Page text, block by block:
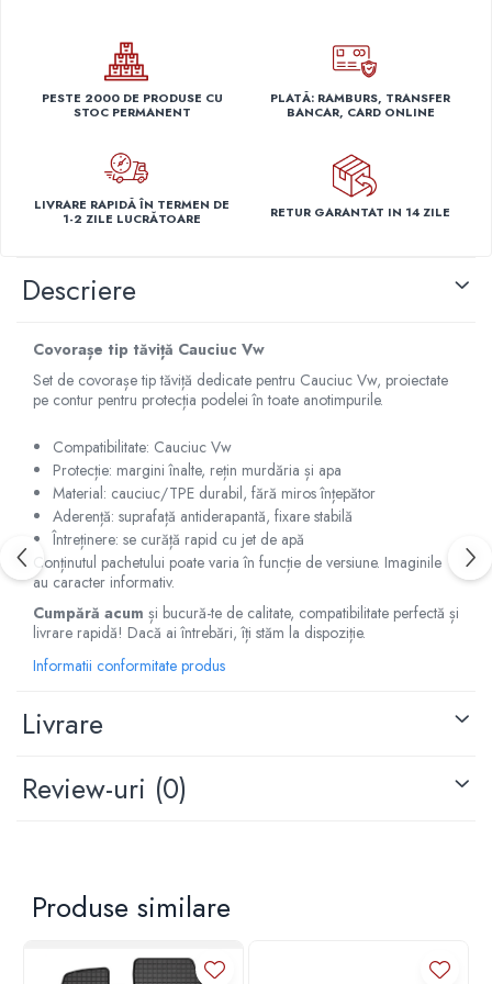
Capace r14 Opel
Capace r14 Seat
Capace r14 Skoda
Capace r14 Volvo
Capace roti marimea 15'
Capace r15 Audi
Capace r15 Chevrolet
Capace r15 Citroen
Capace r15 Dacia
Capace r15 Ford
Capace r15 Hyundai
Capace r15 Kia
Capace r15 Mazda
Capace r15 Mercedes-Benz
Capace r15 Nissan
Capace r15 Opel
Capace r15 Seat
Capace r15 Skoda
Capace r15 Toyota
Capace r16 Alfa Romeo
Capace r16 BMW
PESTE 2000 DE PRODUSE CU
STOC PERMANENT
PLATĂ: RAMBURS, TRANSFER
BANCAR, CARD ONLINE
LIVRARE RAPIDĂ ÎN TERMEN DE
1-2 ZILE LUCRĂTOARE
RETUR GARANTAT IN 14 ZILE
Descriere
Covorașe tip tăviță Cauciuc Vw
Set de covorașe tip tăviță dedicate pentru Cauciuc Vw, proiectate
pe contur pentru protecția podelei în toate anotimpurile.
Compatibilitate: Cauciuc Vw
Protecție: margini înalte, rețin murdăria și apa
Material: cauciuc/TPE durabil, fără miros înțepător
Aderență: suprafață antiderapantă, fixare stabilă
Întreținere: se curăță rapid cu jet de apă
Conținutul pachetului poate varia în funcție de versiune. Imaginile
au caracter informativ.
Cumpără acum și bucură-te de calitate, compatibilitate perfectă și
livrare rapidă! Dacă ai întrebări, îți stăm la dispoziție.
Informatii conformitate produs
Livrare
Review-uri (0)
Produse similare